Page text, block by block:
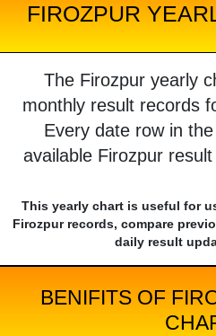
FIROZPUR
The Firozpur yearly
monthly result records
Every date row in
available Firozpur
This yearly chart is useful for
Firozpur records, compare
daily result
BENIFITS OF